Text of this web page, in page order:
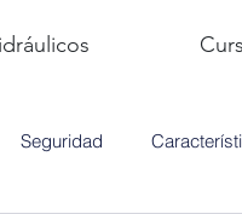
Seguridad